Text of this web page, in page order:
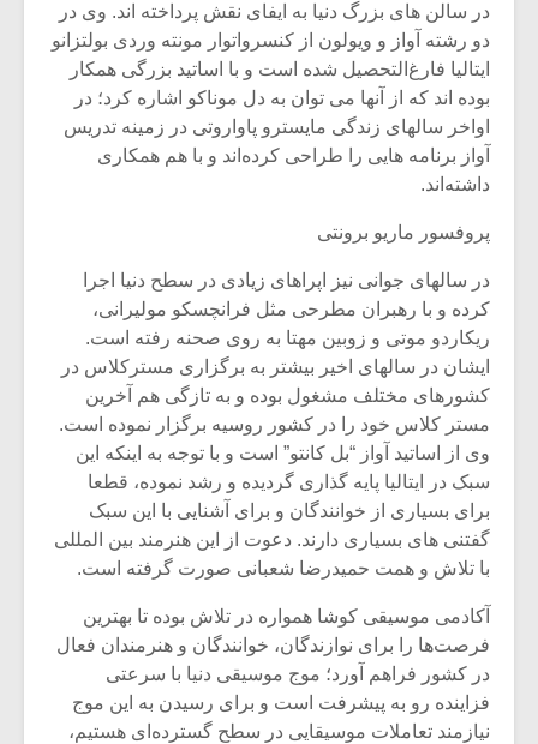
در سالن های بزرگ دنیا به ایفای نقش پرداخته اند. وی در
دو رشته آواز و ویولون از کنسرواتوار مونته وردی بولتزانو
ایتالیا فارغ‌التحصیل شده است و با اساتید بزرگی همکار
بوده اند که از آنها می توان به دل موناکو اشاره کرد؛ در
اواخر سالهای زندگی مایسترو پاواروتی در زمینه تدریس
آواز برنامه هایی را طراحی کرده‌اند و با هم همکاری
داشته‌اند.
پروفسور ماریو برونتی
در سالهای جوانی نیز اپراهای زیادی در سطح دنیا اجرا
کرده‌ و با رهبران مطرحی مثل فرانچسکو مولیرانی،
ریکاردو موتی و زوبین مهتا به روی صحنه رفته‌ است.
ایشان در سالهای اخیر بیشتر به برگزاری مسترکلاس در
کشورهای مختلف مشغول بوده و به تازگی هم آخرین
مستر کلاس خود را در کشور روسیه برگزار نموده‌ است.
وی از اساتید آواز “بل کانتو” است و با توجه به اینکه این
سبک در ایتالیا پایه گذاری گردیده و رشد نموده، قطعا
برای بسیاری از خوانندگان و برای آشنایی با این سبک
گفتنی های بسیاری دارند. دعوت از این هنرمند بین المللی
با تلاش و همت حمیدرضا شعبانی صورت گرفته است.
آکادمی موسیقی کوشا همواره در تلاش بوده تا بهترین
فرصت‌ها را برای نوازندگان، خوانندگان و هنرمندان فعال
در کشور فراهم آورد؛ موج موسیقی دنیا با سرعتی
فزاینده رو به پیشرفت است و برای رسیدن به این موج
نیازمند تعاملات موسیقایی در سطح گسترده‌ای هستیم،